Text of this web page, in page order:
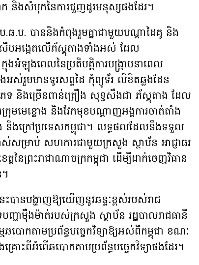
និងសំបុកនៃការជួញដូរមនុស្សផងដែរ។
.ឆ.ប. បាននិងកំពុងរួមគ្នាជាមួយបណ្តាដៃគូ និង
សើបអង្កេតលើភ័ស្តុតាងទាំងអស់ ដែល
ងអំឡុងពេលនៃប្រតិបត្តិការបង្រ្កាបនាពេល
អស់រួមមានទូរសព្ទដៃ កុំព្យូទ័រ លិខិតឆ្លងដែន
ទ និងច្រើនពាន់គ្រឿង សុទ្ធសឹងជា ភ័ស្តុតាង ដែល
មមេខ្លោង និងវែកមុខបណ្តាញអង្គការចាត់តាំង
និងក្រៅប្រទេសកម្ពុជា។ លទ្ធផលដែលនឹងទទួល
រាស់សម្រាប់ សហការជាមួយក្រសួង ស្ថាប័ន អាជ្ញាធរ
ត្តនៃព្រះរាជាណាចក្រកម្ពុជា ដើម្បីដាក់ចេញវិធាន
ានបង្ហាញឱ្យឃើញនូវឆន្ទៈខ្ពស់របស់រាជ
បញ្ជាម៉ឺងម៉ាត់របស់ក្រសួង ស្ថាប័ន រដ្ឋបាលរាជធានី
មឆបោកតាមប្រព័ន្ធបច្ចេកវិទ្យាឱ្យអស់ពីកម្ពុជា ខណៈ
ោះពីអំពើឆបោកតាមប្រព័ន្ធបច្ចេកវិទ្យាផងដែរ។